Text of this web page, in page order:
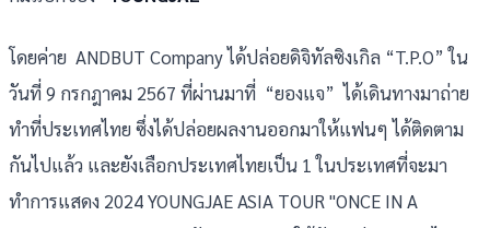
โดยค่าย ANDBUT Company ได้ปล่อยดิจิทัลซิงเกิล “T.P.O” ใน
วันที่ 9 กรกฎาคม 2567 ที่ผ่านมาที่ “ยองแจ” ได้เดินทางมาถ่าย
ทำที่ประเทศไทย ซึ่งได้ปล่อยผลงานออกมาให้แฟนๆ ได้ติดตาม
กันไปแล้ว และยังเลือกประเทศไทยเป็น 1 ในประเทศที่จะมา
ทำการแสดง 2024 YOUNGJAE ASIA TOUR "ONCE IN A